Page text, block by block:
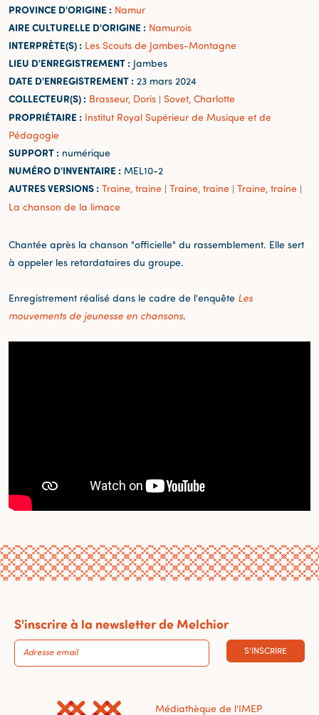
PROVINCE D'ORIGINE : Namur
AIRE CULTURELLE D'ORIGINE : Namurois
INTERPRÈTE(S) : Les Scouts de Jambes-Montagne
LIEU D'ENREGISTREMENT : Jambes
DATE D'ENREGISTREMENT : 23 mars 2024
COLLECTEUR(S) : Brasseur, Doris | Sovet, Charlotte
PROPRIÉTAIRE : Institut Royal Supérieur de Musique et de
Pédagogie
SUPPORT : numérique
NUMÉRO D'INVENTAIRE : MEL10-2
AUTRES VERSIONS : Traine, traine | Traine, traine | Traine, traine |
La chanson de la limace
Chantée après la chanson "officielle" du rassemblement. Elle sert
à appeler les retardataires du groupe.
Enregistrement réalisé dans le cadre de l'enquête Les
mouvements de jeunesse en chansons.
S'inscrire à la newsletter de Melchior
S'INSCRIRE
Médiathèque de l'IMEP